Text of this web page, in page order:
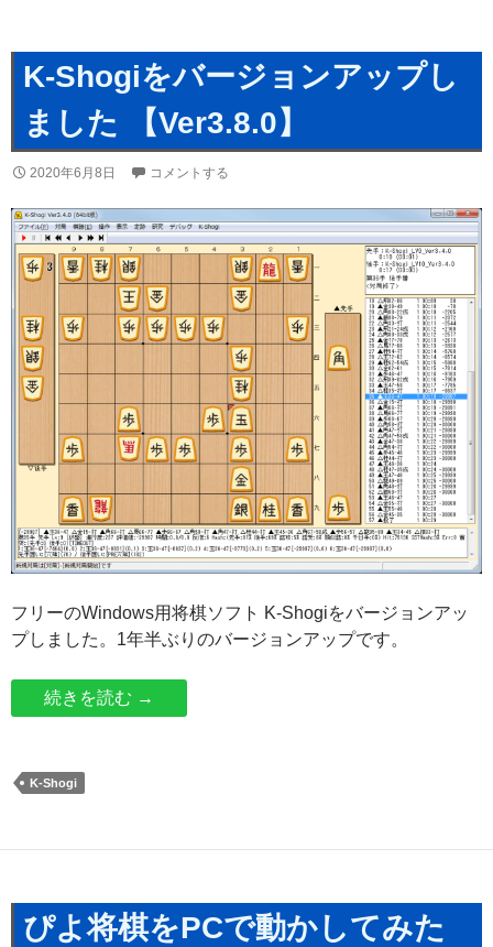
K-Shogiをバージョンアップし
ました 【Ver3.8.0】
2020年6月8日 コメントする
フリーのWindows用将棋ソフト K-Shogiをバージョンアッ
プしました。1年半ぶりのバージョンアップです。
続きを読む K-Shogiをバージョンアップしました 【
→
K-Shogi
ぴよ将棋をPCで動かしてみた